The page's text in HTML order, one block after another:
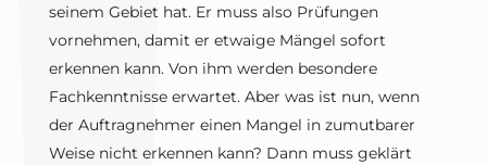
seinem Gebiet hat. Er muss also Prüfungen
vornehmen, damit er etwaige Mängel sofort
erkennen kann. Von ihm werden besondere
Fachkenntnisse erwartet. Aber was ist nun, wenn
der Auftragnehmer einen Mangel in zumutbarer
Weise nicht erkennen kann? Dann muss geklärt